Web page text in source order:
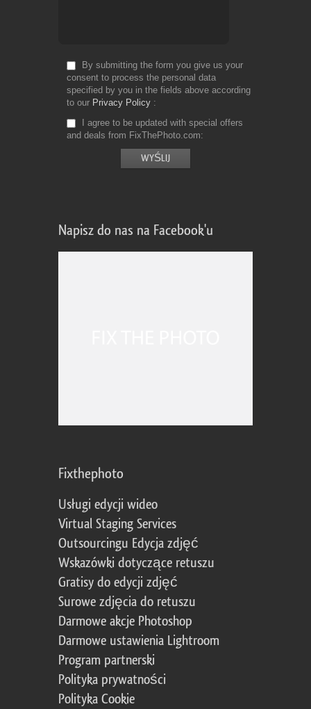
By submitting the form you give us your
consent to process the personal data
specified by you in the fields above according
to our Privacy Policy
I agree to be updated with special offers
and deals from FixThePhoto.com
Napisz do nas na Facebook'u
Fixthephoto
Usługi edycji wideo
Virtual Staging Services
Outsourcingu Edycja zdjęć
Wskazówki dotyczące retuszu
Gratisy do edycji zdjęć
Surowe zdjęcia do retuszu
Darmowe akcje Photoshop
Darmowe ustawienia Lightroom
Program partnerski
Polityka prywatności
Polityka Cookie